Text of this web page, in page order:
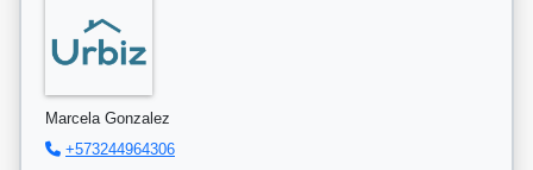
Marcela Gonzalez
+573244964306